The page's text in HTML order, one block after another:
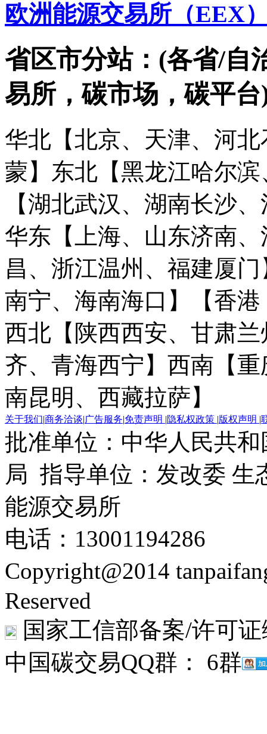
欧洲能源交易所（EEX
省区市分站：(各省/自
易所，碳市场，碳平台
华北【北京、天津、河
蒙】 东北【黑龙江哈尔
【湖北武汉、湖南长沙
华东【上海、山东济南
昌、浙江温州、福建厦门
南宁、海南海口】
【香
西北【陕西西安、甘肃
齐、青海西宁】 西南【
南昆明、西藏拉萨】
关于我们|商务洽谈|广告服务|免责声明 |隐私权政策 |版权声明 |
批准单位：中华人民共
局 指导单位：发改委 生
能源交易所
电话：13001194286
Copyright@2014
Reserved
国家工信部备案/许可
中国碳交易QQ群： 6群